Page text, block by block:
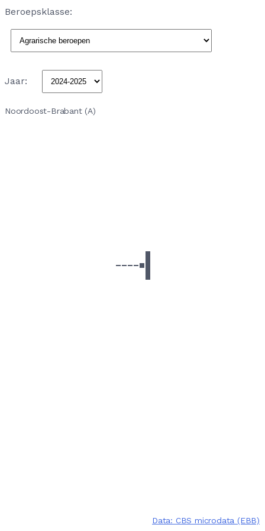
Beroepsklasse:
Jaar:
Noordoost-Brabant (A)
Data: CBS microdata (EBB)